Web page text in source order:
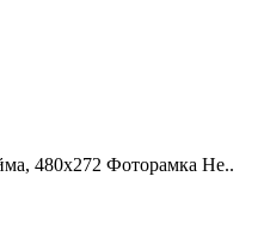
480x272 Фоторамка Не..